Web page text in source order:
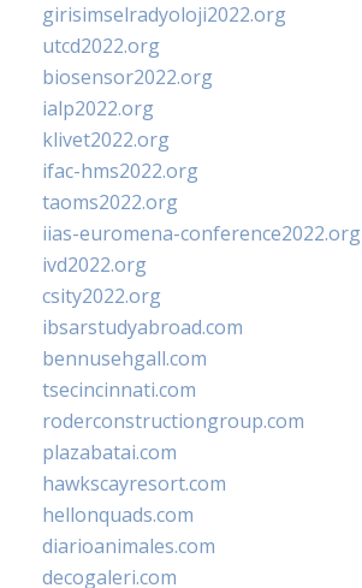
girisimselradyoloji2022.org
utcd2022.org
biosensor2022.org
ialp2022.org
klivet2022.org
ifac-hms2022.org
taoms2022.org
iias-euromena-conference2022.org
ivd2022.org
csity2022.org
ibsarstudyabroad.com
bennusehgall.com
tsecincinnati.com
roderconstructiongroup.com
plazabatai.com
hawkscayresort.com
hellonquads.com
diarioanimales.com
decogaleri.com